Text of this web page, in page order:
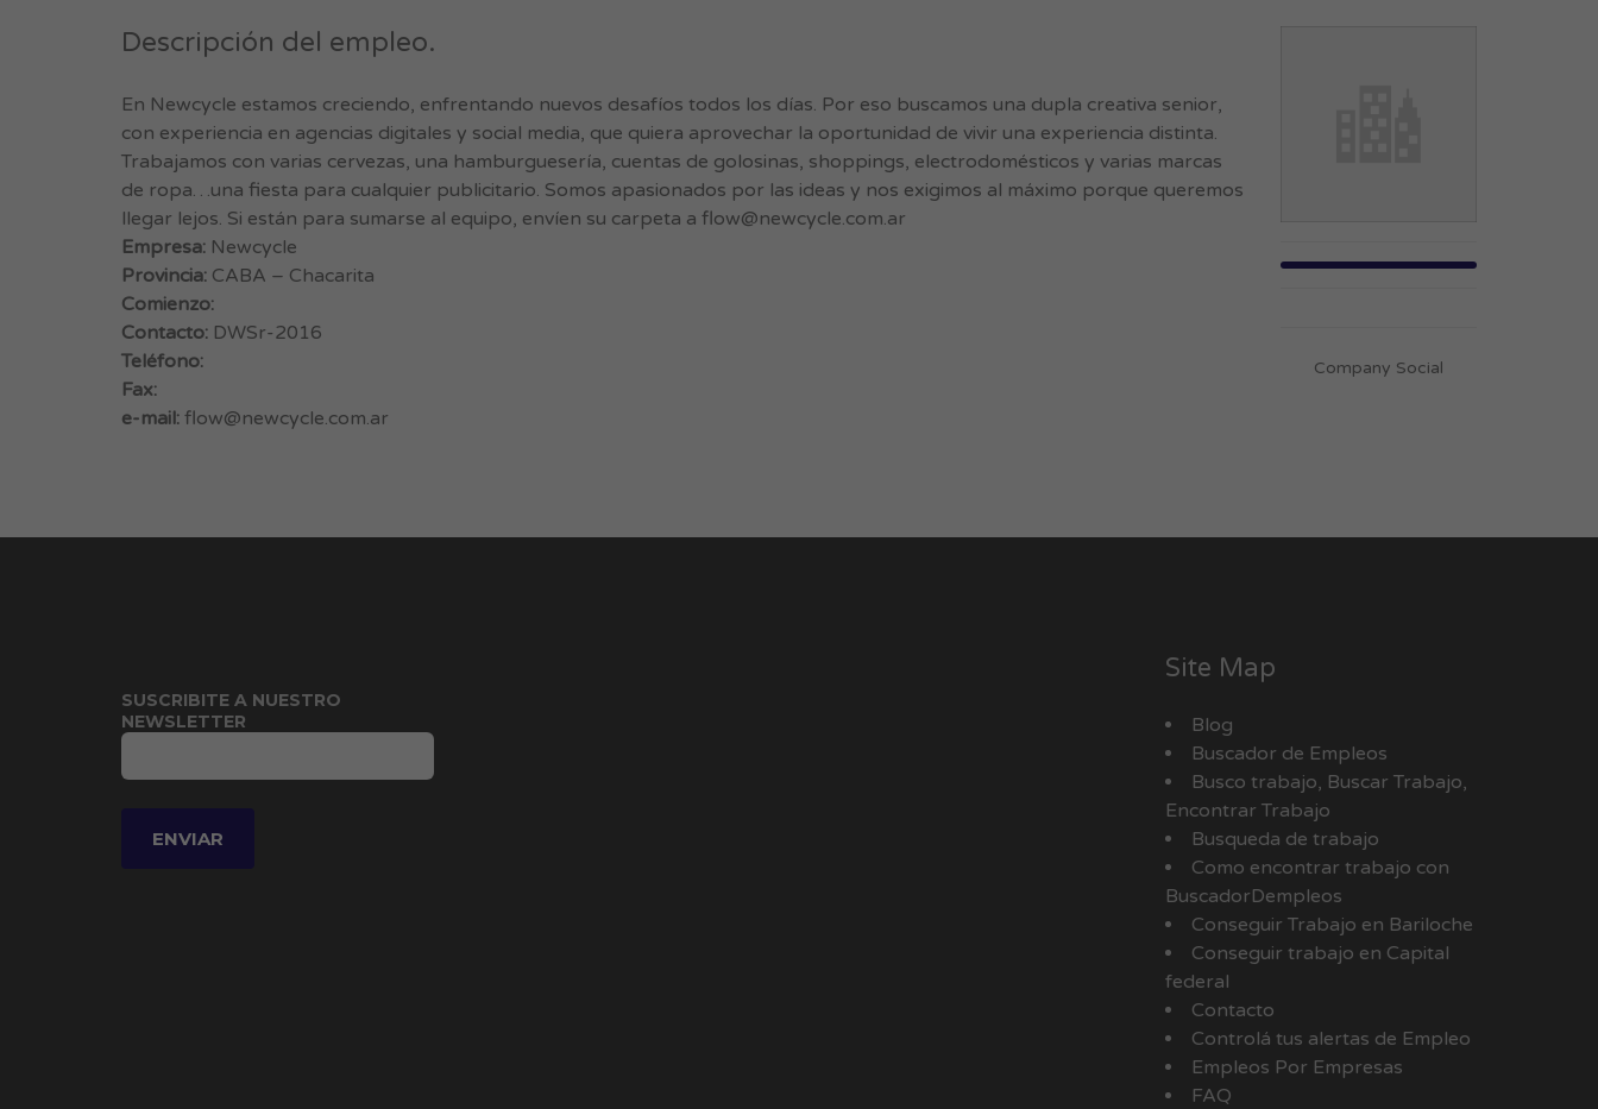
Descripción del empleo.
En Newcycle estamos creciendo, enfrentando nuevos desafíos todos los días. Por eso buscamos una dupla creativa senior,
con experiencia en agencias digitales y social media, que quiera aprovechar la oportunidad de vivir una experiencia distinta.
Trabajamos con varias cervezas, una hamburguesería, cuentas de golosinas, shoppings, electrodomésticos y varias marcas
de ropa…una fiesta para cualquier publicitario. Somos apasionados por las ideas y nos exigimos al máximo porque queremos
llegar lejos. Si están para sumarse al equipo, envíen su carpeta a flow@newcycle.com.ar
Empresa: Newcycle
Provincia: CABA – Chacarita
Comienzo:
Contacto: DWSr-2016
Teléfono:
Fax:
e-mail: flow@newcycle.com.ar
Company Social
SUSCRIBITE A NUESTRO
NEWSLETTER
Site Map
Blog
Buscador de Empleos
Busco trabajo, Buscar Trabajo,
Encontrar Trabajo
Busqueda de trabajo
Como encontrar trabajo con
BuscadorDempleos
Conseguir Trabajo en Bariloche
Conseguir trabajo en Capital
federal
Contacto
Controlá tus alertas de Empleo
Empleos Por Empresas
FAQ